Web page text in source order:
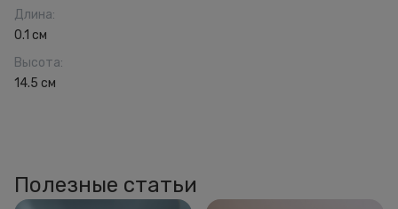
Длина:
0.1 см
Высота:
14.5 см
Полезные статьи